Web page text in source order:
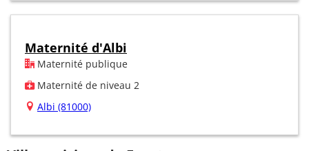
Maternité d'Albi
Maternité publique
Maternité de niveau 2
Albi (81000)